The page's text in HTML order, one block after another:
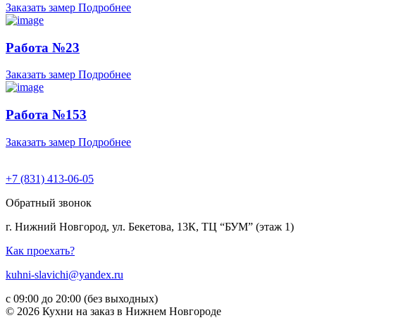
Заказать замер Подробнее
Работа №23
Заказать замер Подробнее
Работа №153
Заказать замер Подробнее
+7 (831) 413-06-05
Обратный звонок
г. Нижний Новгород, ул. Бекетова, 13К, ТЦ “БУМ” (этаж 1)
Как проехать?
kuhni-slavichi@yandex.ru
с 09:00 до 20:00 (без выходных)
© 2026 Кухни на заказ в Нижнем Новгороде